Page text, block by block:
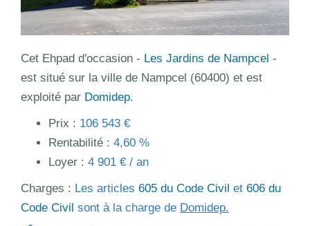
Cet Ehpad d'occasion - Les Jardins de Nampcel -
est situé sur la ville de Nampcel (60400) et est
exploité par Domidep.
Prix : 106 543 €
Rentabilité : 4,60 %
Loyer : 4 901 € / an
Charges : Les articles 605 du Code Civil et 606 du
Code Civil sont à la charge de Domidep.